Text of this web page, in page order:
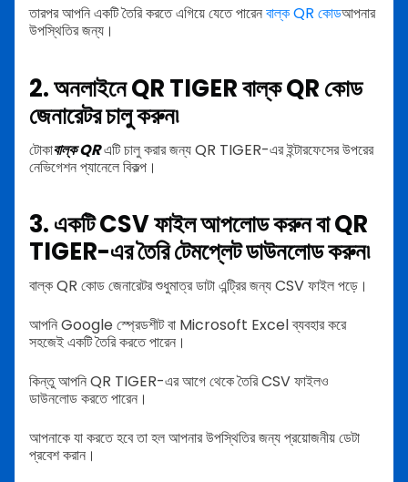
তারপর আপনি একটি তৈরি করতে এগিয়ে যেতে পারেনবাল্ক QR কোডআপনার
উপস্থিতির জন্য।
2. অনলাইনে QR TIGER বাল্ক QR কোড
জেনারেটর চালু করুন৷
টোকাবাল্ক QRএটি চালু করার জন্য QR TIGER-এর ইন্টারফেসের উপরের
নেভিগেশন প্যানেলে বিকল্প।
3. একটি CSV ফাইল আপলোড করুন বা QR
TIGER-এর তৈরি টেমপ্লেট ডাউনলোড করুন৷
বাল্ক QR কোড জেনারেটর শুধুমাত্র ডাটা এন্ট্রির জন্য CSV ফাইল পড়ে।
আপনি Google স্প্রেডশীট বা Microsoft Excel ব্যবহার করে
সহজেই একটি তৈরি করতে পারেন।
কিন্তু আপনি QR TIGER-এর আগে থেকে তৈরি CSV ফাইলও
ডাউনলোড করতে পারেন।
আপনাকে যা করতে হবে তা হল আপনার উপস্থিতির জন্য প্রয়োজনীয় ডেটা
প্রবেশ করান।